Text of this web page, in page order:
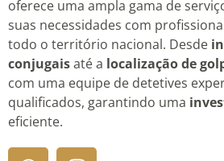
oferece uma ampla gama de
suas necessidades com
todo o território nacional. Desde
conjugaisaté a localização de
com uma equipe de detetives
qualificados, garantindo uma
eficiente.